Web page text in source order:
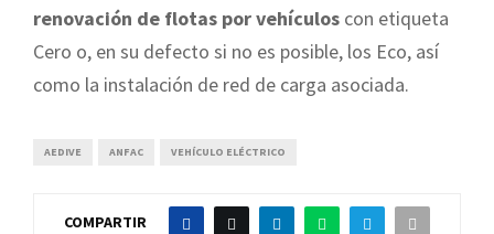
renovación de flotas por vehículos con etiqueta
Cero o, en su defecto si no es posible, los Eco, así
como la instalación de red de carga asociada.
AEDIVE ANFAC VEHÍCULO ELÉCTRICO
COMPARTIR